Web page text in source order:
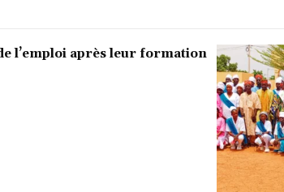
l’emploi après leur formation